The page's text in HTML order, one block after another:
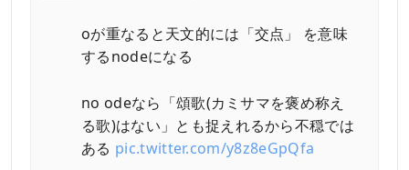
oが重なると天文的には「交点」 を意味
するnodeになる
no odeなら「頌歌(カミサマを褒め称え
る歌)はない」とも捉えれるから不穏では
ある pic.twitter.com/y8z8eGpQfa